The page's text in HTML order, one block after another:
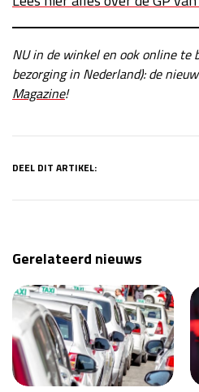
NU in de winkel en ook online te
bezorging in Nederland): de
Magazine!
DEEL DIT ARTIKEL:
Gerelateerd nieuws